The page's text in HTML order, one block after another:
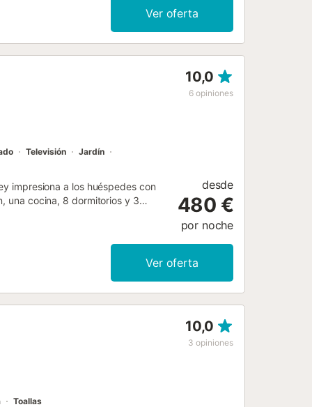
barbacoa. En los alrededores los
en la propiedad. Se permite un
de su visita, lo que puede afectar el
Ver oferta
10,0
6 opiniones
Televisión
Jardín
impresiona a los huéspedes con
una cocina, 8 dormitorios y 3
hay una cuna disponible.
piscina vallada, jardín y barbacoa.
máximo de 2 mascotas. No se
regulaciones gubernamentales
de la piscina, el riego del jardín o
desde
480 €
por noche
Ver oferta
10,0
3 opiniones
Toallas